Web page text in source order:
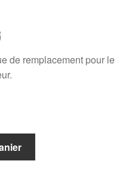
de remplacement pour le